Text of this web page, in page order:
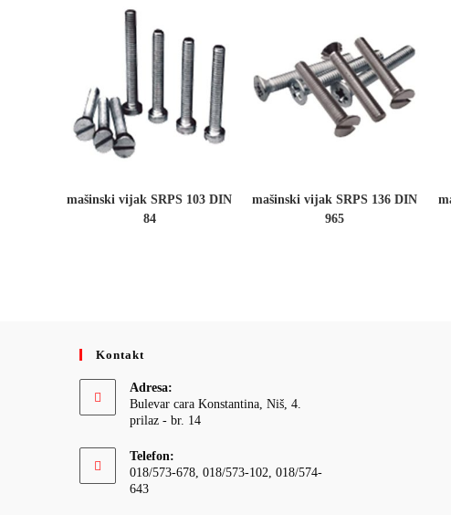
mašinski vijak SRPS 103 DIN
84
mašinski vijak SRPS 136 DIN
965
Kontakt
Adresa:
Bulevar cara Konstantina, Niš, 4.
prilaz - br. 14
Telefon:
018/573-678, 018/573-102, 018/574-
643